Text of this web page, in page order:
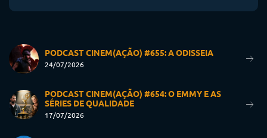
PODCAST CINEM(AÇÃO) #655: A ODISSEIA
24/07/2026
PODCAST CINEM(AÇÃO) #654: O EMMY E AS
SÉRIES DE QUALIDADE
17/07/2026